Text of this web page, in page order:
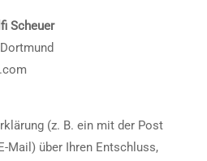
Scheuer
(z. B. ein mit der Post
Mail) über Ihren Entschluss,